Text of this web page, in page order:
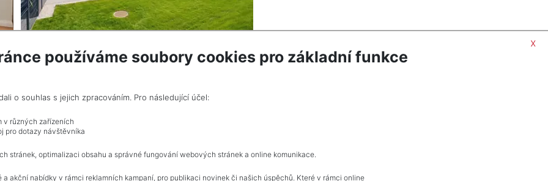
2 House for sale / family / 147 m2
18,800,000 CZK (real estate) Price without
commision, Price negotiations
x
používáme soubory cookies pro základní funkce
o souhlas s jejich zpracováním. Pro následující účel:
v různých zařízeních
pro dotazy návštěvníka
stránek, optimalizaci obsahu a správné fungování webových stránek a online komunikace.
akční nabídky v rámci reklamních kampaní, pro publikaci novinek či našich úspěchů. Které v rámci online